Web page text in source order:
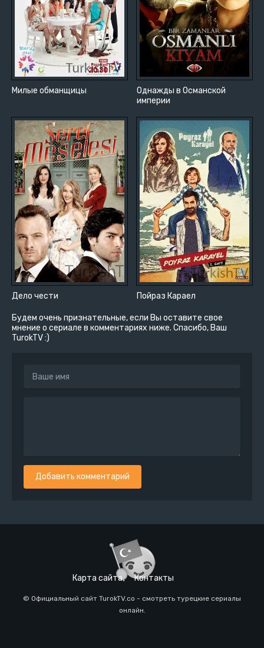
Милые обманщицы
Однажды в Османской
империи
Дело чести Пойраз Караел
Будем очень признательные, если Вы оставите свое
мнение о сериале в комментариях ниже. Спасибо, Ваш
TurokTV :)
Добавить комментарий
Карта сайта Контакты
© Официальный сайт TurokTV.co - смотреть турецкие сериалы
онлайн.